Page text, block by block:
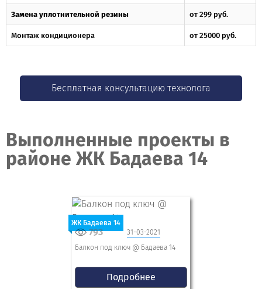
Замена уплотнительной резины от 299 руб.
Монтаж кондиционера от 25000 руб.
Бесплатная консультацию технолога
Выполненные проекты в
районе ЖК Бадаева 14
ЖК Бадаева 14
31-03-2021
793
Балкон под ключ @ Бадаева 14
Подробнее